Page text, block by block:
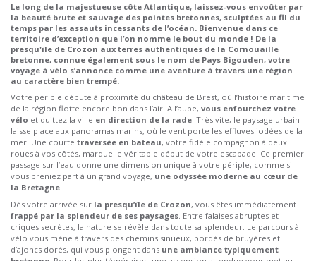
Le long de la majestueuse côte Atlantique, laissez-vous envoûter par
la beauté brute et sauvage des pointes bretonnes, sculptées au fil du
temps par les assauts incessants de l’océan. Bienvenue dans ce
territoire d’exception que l’on nomme le bout du monde ! De la
presqu'île de Crozon aux terres authentiques de la Cornouaille
bretonne, connue également sous le nom de Pays Bigouden, votre
voyage à vélo s’annonce comme une aventure à travers une région
au caractère bien trempé.
Votre périple débute à proximité du château de Brest, où l’histoire maritime
de la région flotte encore bon dans l’air. A l’aube, vous enfourchez votre
vélo et quittez la ville en direction de la rade . Très vite, le paysage urbain
laisse place aux panoramas marins, où le vent porte les effluves iodées de la
mer. Une courte traversée en bateau, votre fidèle compagnon à deux
roues à vos côtés, marque le véritable début de votre escapade. Ce premier
passage sur l’eau donne une dimension unique à votre périple, comme si
vous preniez part à un grand voyage, une odyssée moderne au cœur de
la Bretagne
Dès votre arrivée sur la presqu’île de Crozon, vous êtes immédiatement
frappé par la splendeur de ses paysages . Entre falaises abruptes et
criques secrètes, la nature se révèle dans toute sa splendeur. Le parcours à
vélo vous mène à travers des chemins sinueux, bordés de bruyères et
d’ajoncs dorés, qui vous plongent dans une ambiance typiquement